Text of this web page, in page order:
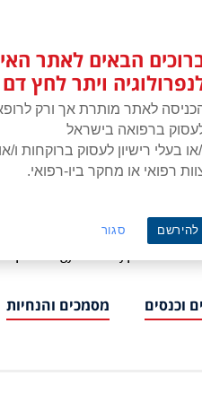
הישראלי
and Hypertension
וכנסים מסמכים והנחיות
הבאים לאתר
ויתר לחץ דם
לאתר מותרת אך ורק
ברפואה בישראל
או בעלי רישיון לעסוק ברוקחות
רפואי או מחקר ביו-רפואי.
להירשם סגור